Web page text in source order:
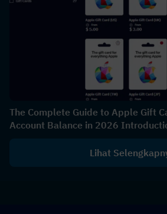
The Complete Guide to Apple Gift
Account Balance in 2026
Lihat